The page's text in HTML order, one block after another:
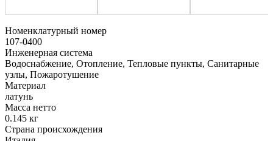
Номенклатурный номер
107-0400
Инженерная система
Водоснабжение, Отопление, Тепловые пункты, Санитарные
узлы, Пожаротушение
Материал
латунь
Масса нетто
0.145 кг
Страна происхождения